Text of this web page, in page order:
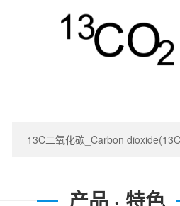
13C二氧化碳_Carbon
产品 · 特色